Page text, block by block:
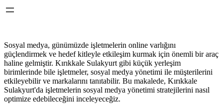
Sosyal medya, günümüzde işletmelerin online varlığını
güçlendirmek ve hedef kitleyle etkileşim kurmak için önemli bir araç
haline gelmiştir. Kırıkkale Sulakyurt gibi küçük yerleşim
birimlerinde bile işletmeler, sosyal medya yönetimi ile müşterilerini
etkileyebilir ve markalarını tanıtabilir. Bu makalede, Kırıkkale
Sulakyurt'da işletmelerin sosyal medya yönetimi stratejilerini nasıl
optimize edebileceğini inceleyeceğiz.